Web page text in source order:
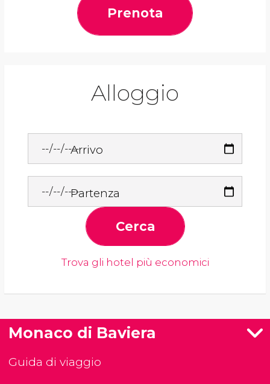
Prenota
Alloggio
Arrivo
Partenza
Cerca
Trova gli hotel più economici
Monaco di Baviera
Guida di viaggio